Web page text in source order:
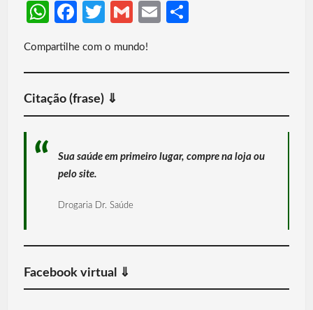
W
at
s
A
p
Fa
b
o
o
k
T
itt
er
G
ail
E
e
Compartilhe com o mundo!
Citação (frase) ⇓
Sua saúde em primeiro lugar, compre na loja ou
pelo site.
Drogaria Dr. Saúde
Facebook virtual ⇓